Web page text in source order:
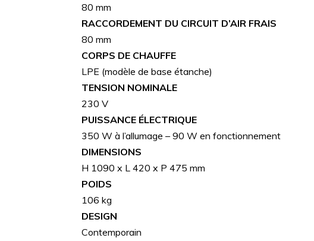
80 mm
RACCORDEMENT DU CIRCUIT D’AIR FRAIS
80 mm
CORPS DE CHAUFFE
LPE (modèle de base étanche)
TENSION NOMINALE
230 V
PUISSANCE ÉLECTRIQUE
350 W à l’allumage – 90 W en fonctionnement
DIMENSIONS
H 1090 x L 420 x P 475 mm
POIDS
106 kg
DESIGN
Contemporain